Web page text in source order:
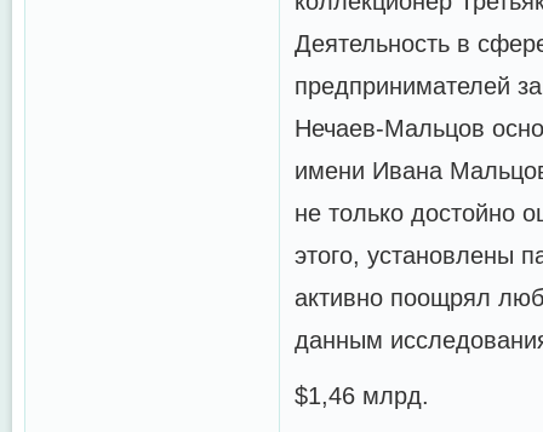
Деятельность в
предпринимателей
Нечаев-Мальцов
имени Ивана
не только достойно
этого, установлены
активно поощрял
данным
$1,46 млрд.